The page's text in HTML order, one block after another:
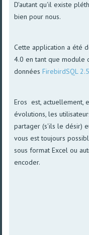
D'autant qu'il existe
bien pour nous.
Cette application a été
4.0 en tant que module
donnéesFirebirdSQL
Eros est, actuellement,
évolutions, les
partager (s'ils le désir)
vous est toujours
sous format Excel ou
encoder.